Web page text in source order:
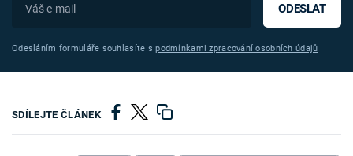
ODESLAT
Odesláním formuláře souhlasíte spodmínkami zpracování osobních údajů
SDÍLEJTE ČLÁNEK